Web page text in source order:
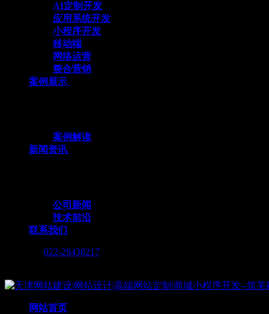
AI定制开发
应用系统开发
小程序开发
移动端
网络运营
整合营销
案例展示
案例解读
新闻资讯
公司新闻
技术前沿
联系我们
022-28438217
网站首页